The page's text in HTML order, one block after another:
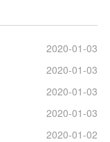
2020-01-03
2020-01-03
2020-01-03
2020-01-03
2020-01-02